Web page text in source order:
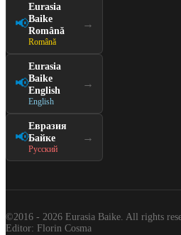
📢
Eurasia
Baike
Română
Română
→
📢
Eurasia
Baike
English
English
→
📢
Евразия
Байке
Русский
→
©2016 - 2026 Eurasia Baike. All rights
Editor: Florin Cosma